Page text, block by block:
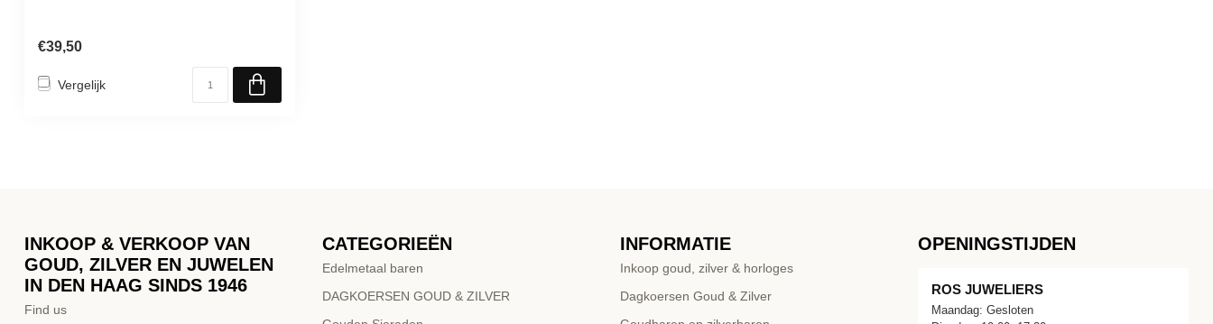
€39,50
Vergelijk
INKOOP & VERKOOP VAN
GOUD, ZILVER EN JUWELEN
IN DEN HAAG SINDS 1946
Find us
CATEGORIEËN
Edelmetaal baren
DAGKOERSEN GOUD & ZILVER
INFORMATIE
Inkoop goud, zilver & horloges
Dagkoersen Goud & Zilver
OPENINGSTIJDEN
ROS JUWELIERS
Maandag: Gesloten